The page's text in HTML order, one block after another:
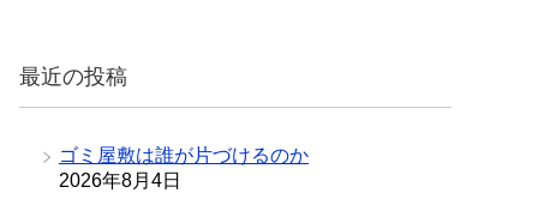
ー
最近の投稿
ゴミ屋敷は誰が片づけるのか
2026年8月4日